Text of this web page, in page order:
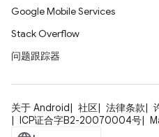
Google Mobile Services
Stack Overflow
问题跟踪器
关于 Android 社区 法律条款
ICP证合字B2-20070004号